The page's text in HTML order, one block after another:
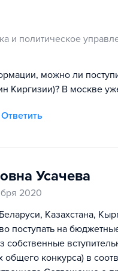
и политическое
можно ли
Киргизии)? В москве
Ответить
Усачева
2020
Казахстана,
поступать на
собственные
конкурса) в